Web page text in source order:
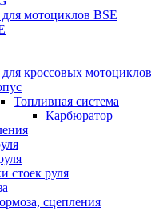
для мотоциклов BSE
для кроссовых мотоциклов
Топливная система
Карбюратор
стоек руля
сцепления